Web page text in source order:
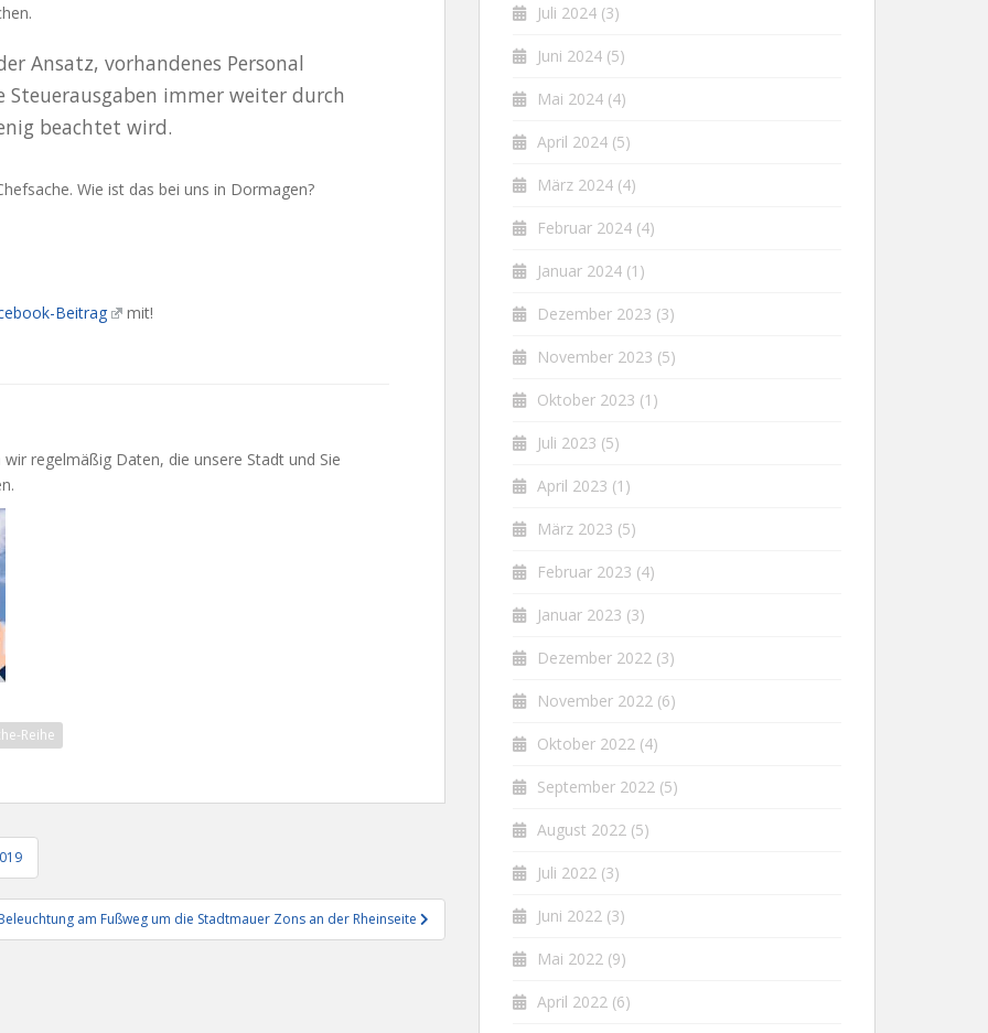
Ansatz, vorhandenes Personal
immer weiter durch
beachtet wird.
Wie ist das bei uns in Dormagen?
Beitrag
mit!
regelmäßig Daten, die unsere Stadt und Sie
Reihe
am Fußweg um die Stadtmauer Zons an der Rheinseite
Juli 2024 (3)
Juni 2024 (5)
Mai 2024 (4)
April 2024 (5)
März 2024 (4)
Februar 2024 (4)
Januar 2024 (1)
Dezember 2023 (3)
November 2023 (5)
Oktober 2023 (1)
Juli 2023 (5)
April 2023 (1)
März 2023 (5)
Februar 2023 (4)
Januar 2023 (3)
Dezember 2022 (3)
November 2022 (6)
Oktober 2022 (4)
September 2022 (5)
August 2022 (5)
Juli 2022 (3)
Juni 2022 (3)
Mai 2022 (9)
April 2022 (6)